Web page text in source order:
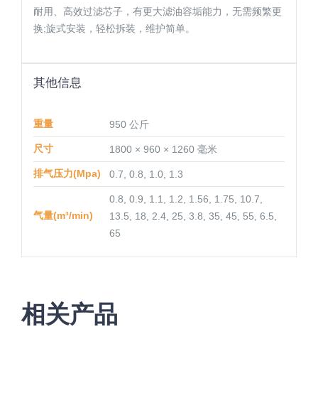
耐用、高效过滤芯子，有更大滤油容垢能力，无需频繁更
换;旋式安装，轻松拆装，维护简单。
其他信息
重量 950 公斤
尺寸 1800 × 960 × 1260 毫米
排气压力(Mpa) 0.7, 0.8, 1.0, 1.3
气量(m³/min)
0.8, 0.9, 1.1, 1.2, 1.56, 1.75, 10.7,
13.5, 18, 2.4, 25, 3.8, 35, 45, 55, 6.5,
65
相关产品